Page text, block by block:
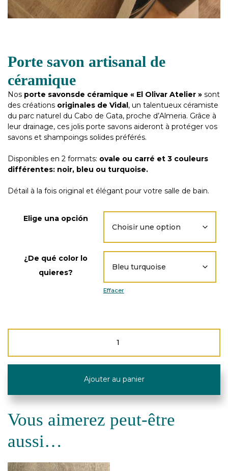
Porte savon artisanal de
céramique
Nos porte savonsde céramique « El Olivar Atelier » sont
des créations originales de Vidal, un talentueux céramiste
du parc naturel du Cabo de Gata, proche d’Almeria. Grâce à
leur drainage, ces jolis porte savons aideront à protéger vos
savons et shampoings solides préférés.
Disponibles en 2 formats: ovale ou carré et 3 couleurs
différentes: noir, bleu ou turquoise.
Détail à la fois original et élégant pour votre salle de bain.
Elige una opción
¿De qué color lo
quieres?
Effacer
quantité
savon
Ajouter au panier
Vous aimerez peut-être
aussi…